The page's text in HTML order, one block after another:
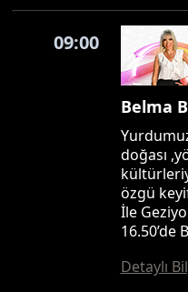
09:00
Belma
doğası
özgü
İle
16.50’de
Detaylı